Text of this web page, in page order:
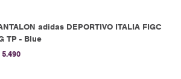
adidas DEPORTIVO ITALIA FIGC
TP - Blue
5.490